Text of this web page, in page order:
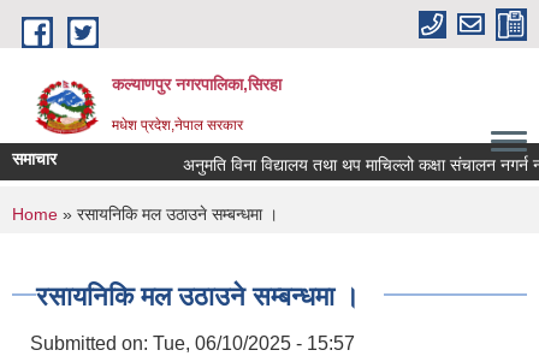
Skip to main content
कल्याणपुर नगरपालिका,सिरहा
मधेश प्रदेश,नेपाल सरकार
समाचार अनुमति विना विद्यालय तथा थप माचिल्लो कक्षा संचालन नगर्न
You are here
Home » रसायनिकि मल उठाउने सम्बन्धमा ।
रसायनिकि मल उठाउने सम्बन्धमा ।
Submitted on: Tue, 06/10/2025 - 15:57